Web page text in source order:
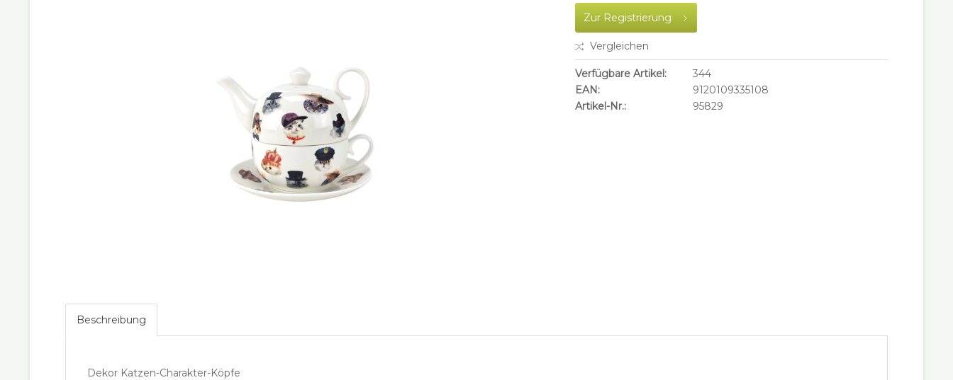
Zur Registrierung
Vergleichen
Verfügbare Artikel:
344
EAN:
9120109335108
Artikel-Nr.:
95829
Beschreibung
Dekor Katzen-Charakter-Köpfe